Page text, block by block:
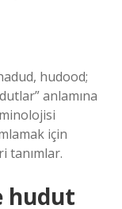
anlamına
için
tanımlar.
hudut